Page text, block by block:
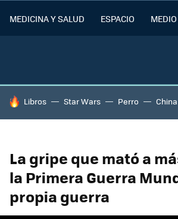
MEDICINA Y SALUD ESPACIO
HOY SE HABLA DE
Libros Star Wars Perro China
La gripe que mató a
la Primera Guerra
propia guerra